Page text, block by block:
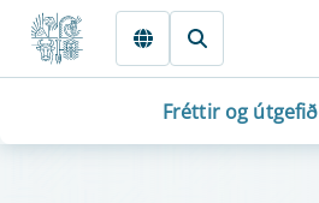
Fara beint í Meginmál
Fréttir og